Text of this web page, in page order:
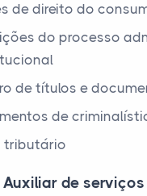
de direito do
do processo
de títulos e
de
tributário
Auxiliar de